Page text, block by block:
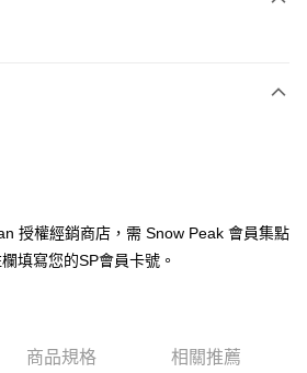
華泰商業銀行
遠東國際商業銀行
授權經銷商店，需 Snow Peak 會員集點
填寫您的SP會員卡號。
商品規格 相關推薦